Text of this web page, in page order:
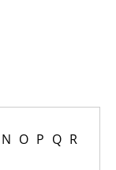
N O P Q R